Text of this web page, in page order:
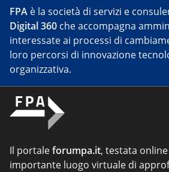
FPA è la società di servizi e
Digital 360 che accompagna
interessate ai processi di
loro percorsi di innovazione
organizzativa.
Il portaleforumpa.it, testata
importante luogo virtuale di